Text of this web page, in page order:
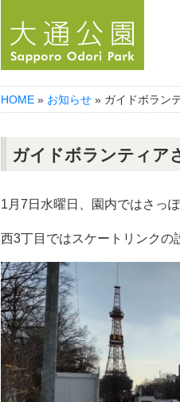
HOME » お知らせ » ガイドボラン
ガイドボランティア
1月7日水曜日、園内ではさっ
西3丁目ではスケートリンクの